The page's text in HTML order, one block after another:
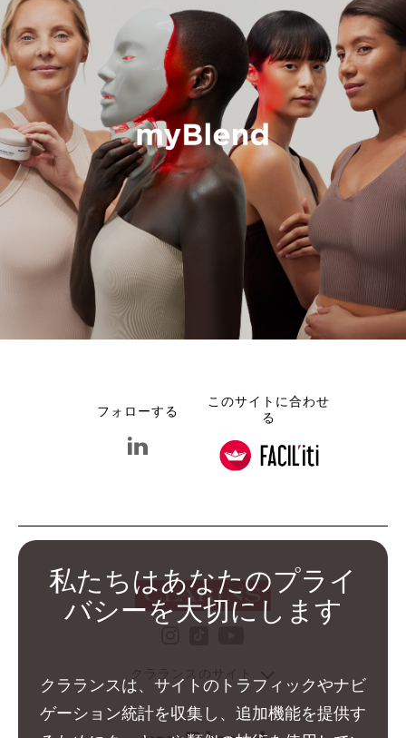
フォローする
linkedin クラランス グループ
このサイトに合わせ
る
私たちはあなたのプライ
バシーを大切にします
クラランスは、サイトのトラフィックやナビ
ゲーション統計を収集し、追加機能を提供す